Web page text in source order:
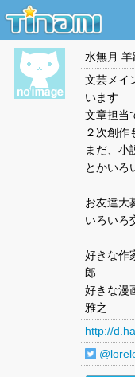
水無月 羊
文芸メイ
います
文章担当
２次創作
まだ、小
とかいろ
お友達大
いろいろ
好きな作
郎
好きな漫
雅之
http://